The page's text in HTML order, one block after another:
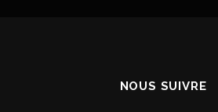
NOUS SUIVRE